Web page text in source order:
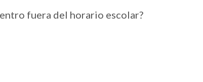
fuera del horario escolar?